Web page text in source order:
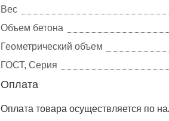
Вес
Объем бетона
Геометрический объем
ГОСТ, Серия
Оплата
Оплата товара осуществляется по